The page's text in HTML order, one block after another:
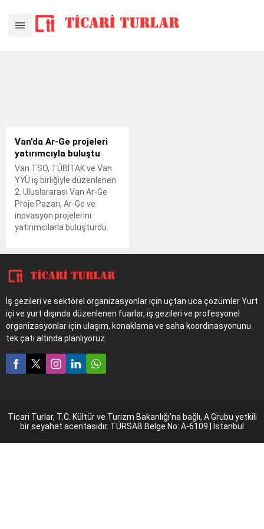
Van’da Ar-Ge projeleri
yatırımcıyla buluştu
Van TSO, TÜBİTAK ve Van
YYÜ iş birliğiyle düzenlenen
2. Uluslararası Van Ar-Ge
Proje Pazarı, Ar-Ge ve
inovasyon projelerini
yatırımcılarla buluşturdu.
İş gezileri ve sektörel organizasyonlar için uçtan uca çözümler Yurt
içi ve yurt dışında düzenlenen fuarlar, iş gezileri ve profesyonel
organizasyonlar için ulaşım, konaklama ve saha koordinasyonunu
tek çatı altında planlıyoruz.
Ticari Turlar, T.C. Kültür ve Turizm Bakanlığı’na bağlı, A Grubu yetkili
bir seyahat acentasıdır. TÜRSAB Belge No: A-6109 | İstanbul